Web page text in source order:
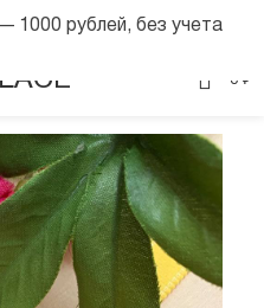
0 ₽
1000 рублей, без учета